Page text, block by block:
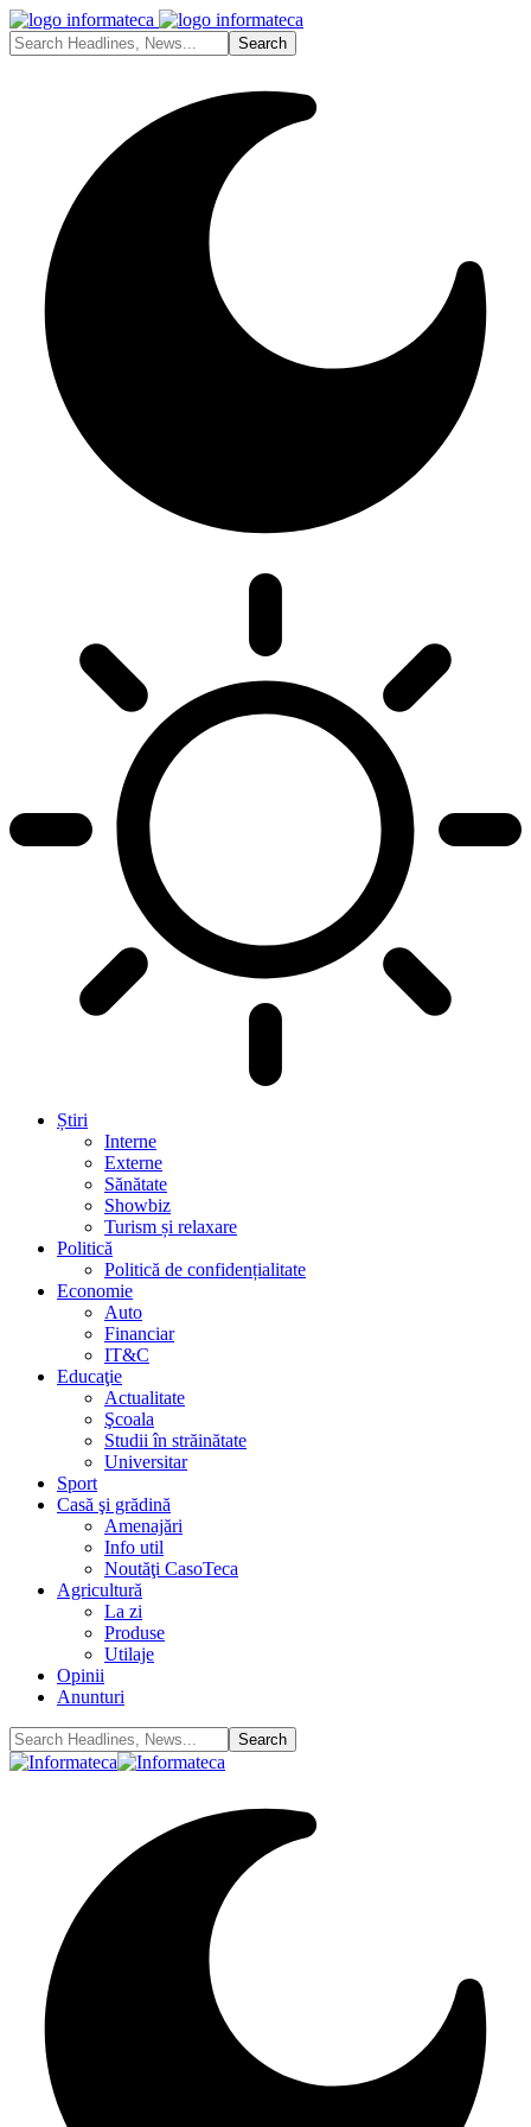
Știri
Interne
Externe
Sănătate
Showbiz
Turism și relaxare
Politică
Politică de confidențialitate
Economie
Auto
Financiar
IT&C
Educaţie
Actualitate
Şcoala
Studii în străinătate
Universitar
Sport
Casă şi grădină
Amenajări
Info util
Noutăţi CasoTeca
Agricultură
La zi
Produse
Utilaje
Opinii
Anunturi